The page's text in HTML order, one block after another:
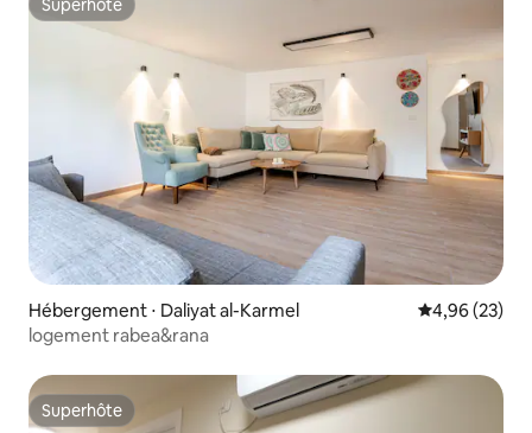
Superhôte
Superhôte
Hébergement ⋅ Daliyat al-Karmel Évaluation
4,96 (23)
logement rabea&rana
Superhôte
Superhôte